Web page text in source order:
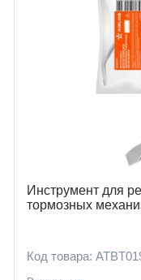
Инструмент для
тормозных
Код товара: